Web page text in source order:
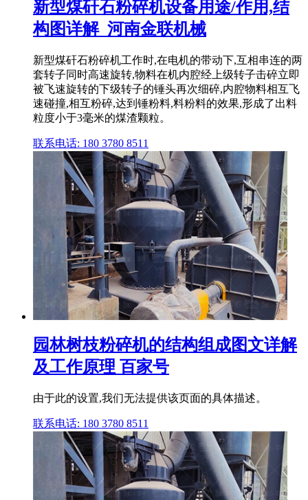
新型煤矸石粉碎机设备用途/作用,结
构图详解_河南金联机械
新型煤矸石粉碎机工作时,在电机的带动下,互相串连的两
套转子同时高速旋转,物料在机内腔经上级转子击碎立即
被飞速旋转的下级转子的锤头再次细碎,内腔物料相互飞
速碰撞,相互粉碎,达到锤粉料,料粉料的效果,形成了出料
粒度小于3毫米的煤渣颗粒。
联系电话: 180 3780 8511
园林树枝粉碎机的结构组成图文详解
及工作原理 百家号
由于此的设置,我们无法提供该页面的具体描述。
联系电话: 180 3780 8511